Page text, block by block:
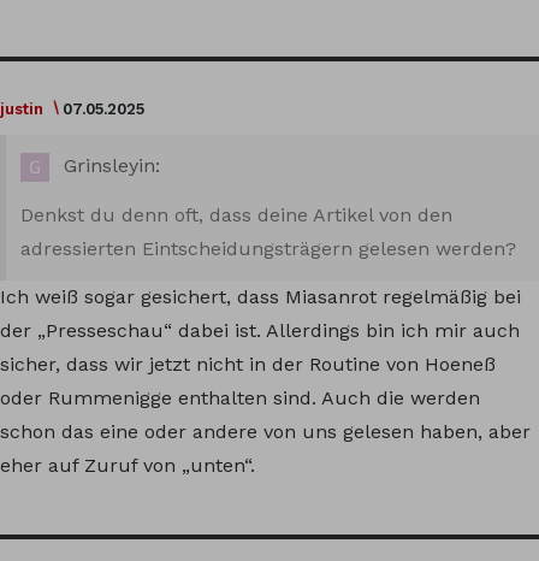
justin 07.05.2025
Grinsleyin:
Denkst du denn oft, dass deine Artikel von den
adressierten Eintscheidungsträgern gelesen werden?
Ich weiß sogar gesichert, dass Miasanrot regelmäßig bei
der „Presseschau“ dabei ist. Allerdings bin ich mir auch
sicher, dass wir jetzt nicht in der Routine von Hoeneß
oder Rummenigge enthalten sind. Auch die werden
schon das eine oder andere von uns gelesen haben, aber
eher auf Zuruf von „unten“.